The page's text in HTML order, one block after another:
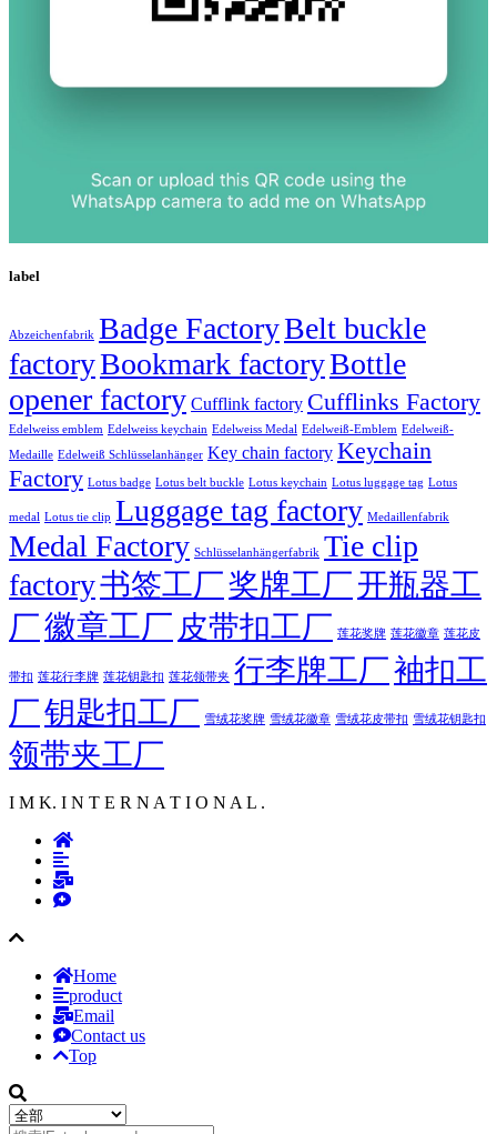
label
Abzeichenfabrik Badge FactoryBelt buckle
factoryBookmark factoryBottle
opener factory Cufflink factory Cufflinks Factory
Edelweiss emblem Edelweiss keychain Edelweiss Medal Edelweiß-Emblem Edelweiß-
Medaille Edelweiß Schlüsselanhänger Key chain factory Keychain
Factory Lotus badge Lotus belt buckle Lotus keychain Lotus luggage tag Lotus
medal Lotus tie clip Luggage tag factory Medaillenfabrik
Medal Factory Schlüsselanhängerfabrik Tie clip
factory书签工厂奖牌工厂开瓶器工
厂徽章工厂 皮带扣工厂 莲花奖牌 莲花徽章 莲花皮
带扣 莲花行李牌 莲花钥匙扣 莲花领带夹 行李牌工厂袖扣工
厂钥匙扣工厂 雪绒花奖牌 雪绒花徽章 雪绒花皮带扣 雪绒花钥匙扣
领带夹工厂
I M K. I N T E R N A T I O N A L .
Home
product
Email
Contact us
Top